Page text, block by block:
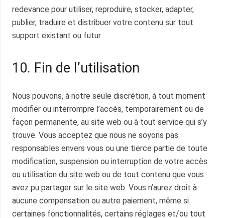
redevance pour utiliser, reproduire, stocker, adapter,
publier, traduire et distribuer votre contenu sur tout
support existant ou futur.
10. Fin de l’utilisation
Nous pouvons, à notre seule discrétion, à tout moment
modifier ou interrompre l’accès, temporairement ou de
façon permanente, au site web ou à tout service qui s’y
trouve. Vous acceptez que nous ne soyons pas
responsables envers vous ou une tierce partie de toute
modification, suspension ou interruption de votre accès
ou utilisation du site web ou de tout contenu que vous
avez pu partager sur le site web. Vous n’aurez droit à
aucune compensation ou autre paiement, même si
certaines fonctionnalités, certains réglages et/ou tout